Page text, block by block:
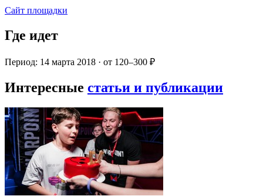
Сайт площадки
Где идет
Период: 14 марта 2018 · от 120–300 ₽
Интересные статьи и публикации